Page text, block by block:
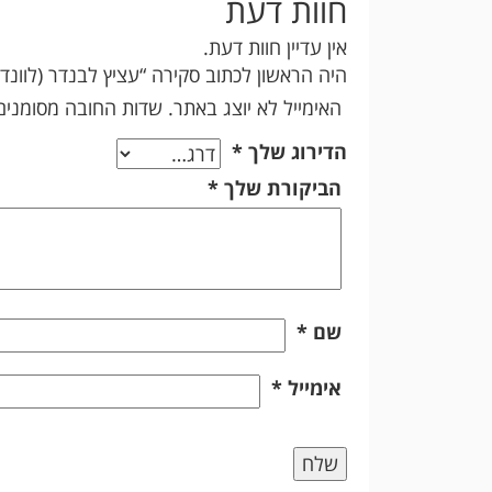
חוות דעת
אין עדיין חוות דעת.
היה הראשון לכתוב סקירה “עציץ לבנדר
האימייל לא יוצג באתר. שדות החובה
הדירוג שלך *
הביקורת שלך *
שם *
אימייל *